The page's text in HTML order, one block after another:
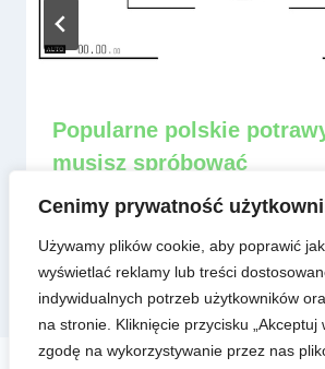
Cenimy prywatność
Używamy plików cookie, aby poprawić
wyświetlać reklamy lub treści
indywidualnych potrzeb użytkowników
na stronie. Kliknięcie przycisku „Akceptuj
zgodę na wykorzystywanie przez nas
Popularne polskie
musisz spróbować
Przez admin 13 czerwca, 2025